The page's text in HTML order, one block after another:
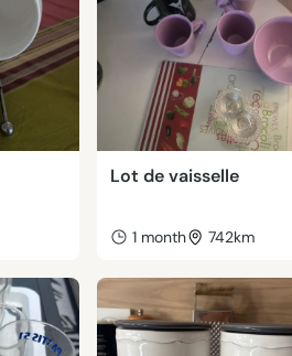
Lot de vaisselle
1 month 742km